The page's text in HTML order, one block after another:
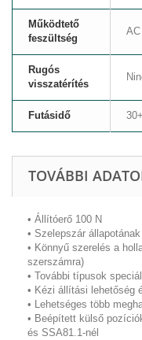
Működtető
feszültség
Rugós
visszatérítés
Futásidő
TOVÁBBI
• Állítóerő 100 N
• Szelepszár
• Könnyű szerelés a
szerszámra)
• További típusok
• Kézi állítási lehetőség
• Lehetséges több
• Beépített külső
és SSA81.1-nél